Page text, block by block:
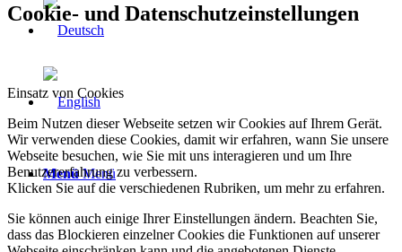
Menü Menü
Cookie- und Datenschutzeinstellungen
Einsatz von Cookies
Beim Nutzen dieser Webseite setzen wir Cookies auf Ihrem Gerät.
Wir verwenden diese Cookies, damit wir erfahren, wann Sie unsere
Webseite besuchen, wie Sie mit uns interagieren und um Ihre
Benutzererfahrung zu verbessern.
Klicken Sie auf die verschiedenen Rubriken, um mehr zu erfahren.
Sie können auch einige Ihrer Einstellungen ändern. Beachten Sie,
dass das Blockieren einzelner Cookies die Funktionen auf unserer